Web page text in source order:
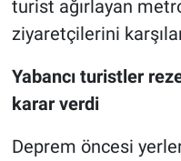
turist ağırlayan
ziyaretçilerini
Yabancı turistler
karar verdi
Deprem öncesi